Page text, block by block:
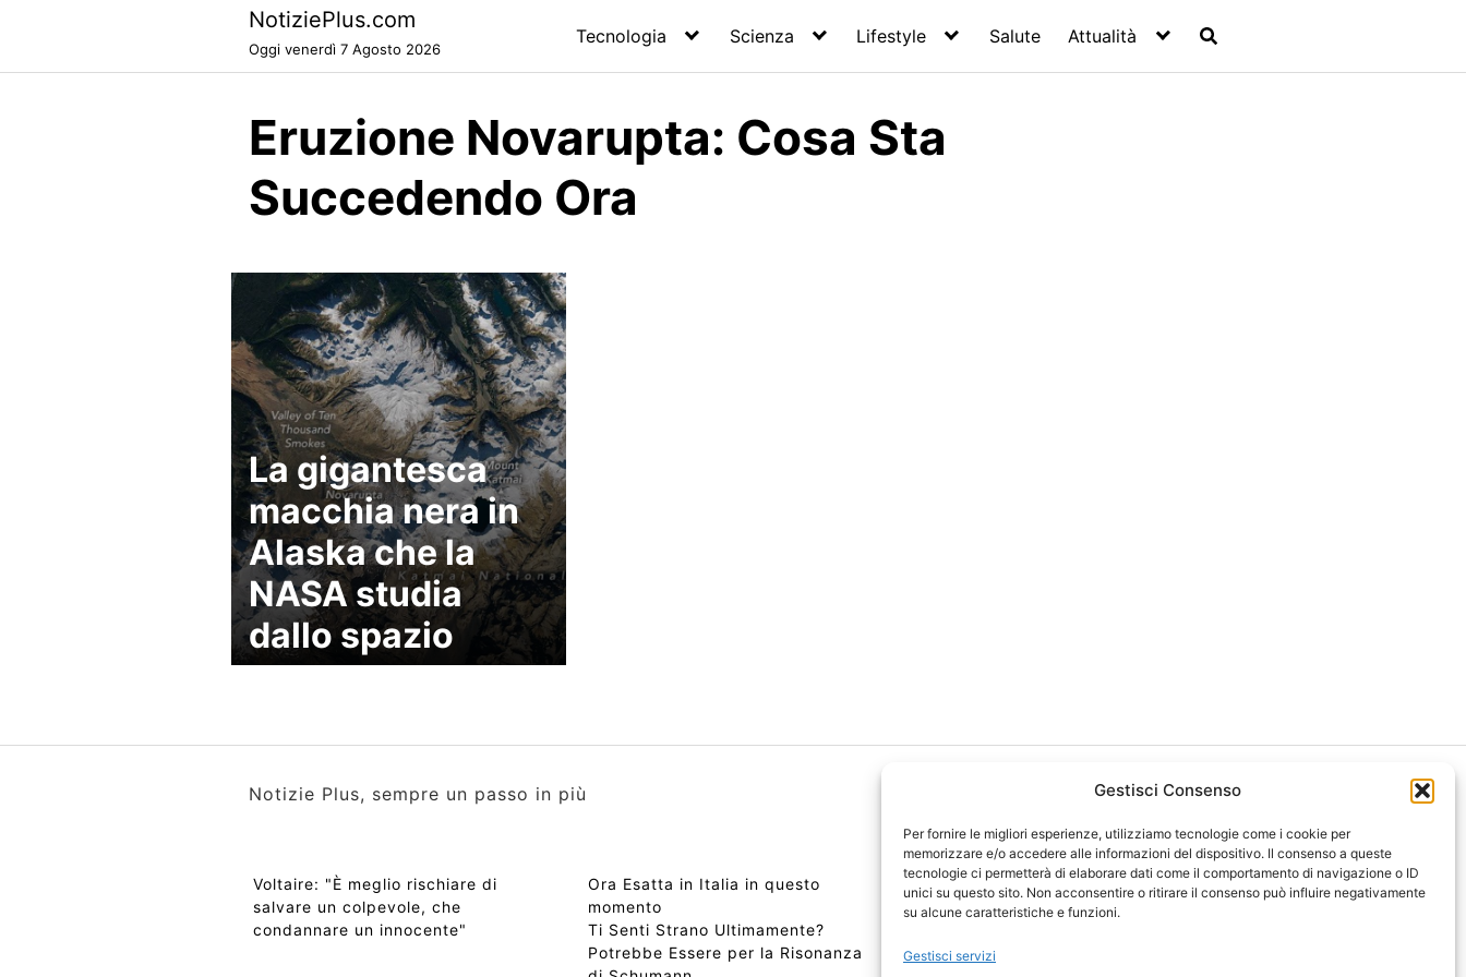
Gestisci Consenso
Per fornire le migliori esperienze, utilizziamo tecnologie come i cookie per
memorizzare e/o accedere alle informazioni del dispositivo. Il consenso a queste
tecnologie ci permetterà di elaborare dati come il comportamento di navigazione o ID
unici su questo sito. Non acconsentire o ritirare il consenso può influire negativamente
su alcune caratteristiche e funzioni.
Gestisci servizi
NotiziePlus.com
Oggi venerdì 7 Agosto 2026
Tecnologia Scienza Lifestyle Salute Attualità
Eruzione Novarupta: Cosa Sta
Succedendo Ora
La gigantesca
macchia nera in
Alaska che la
NASA studia
dallo spazio
Notizie Plus, sempre un passo in più
Voltaire: "È meglio rischiare di
salvare un colpevole, che
condannare un innocente"
Ora Esatta in Italia in questo
momento
Ti Senti Strano Ultimamente?
Potrebbe Essere per la Risonanza
Copyright 2026 NotiziePlus.com
Edizioni Web4Star
📰 Contenuto Umano Verificato